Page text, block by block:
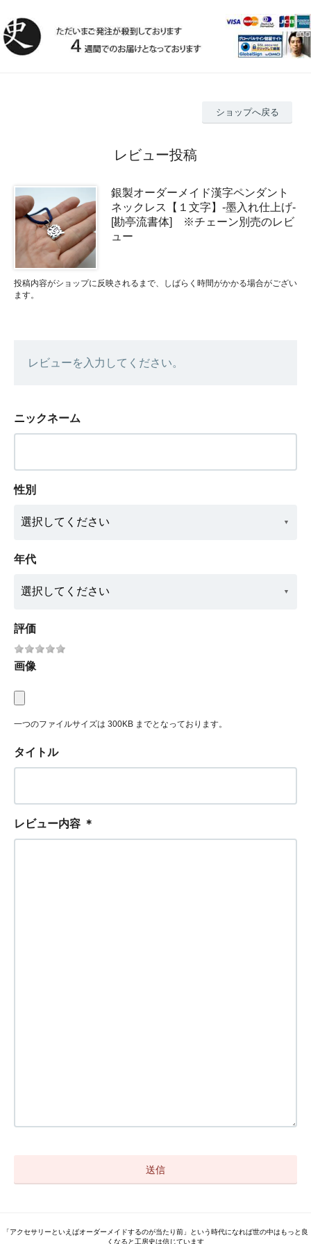
ショップへ戻る
レビュー投稿
銀製オーダーメイド漢字ペンダント
ネックレス【１文字】-墨入れ仕上げ-
[勘亭流書体] ※チェーン別売のレビ
ュー
投稿内容がショップに反映されるまで、しばらく時間がかかる場合がござい
ます。
レビューを入力してください。
ニックネーム
性別
年代
評価
画像
一つのファイルサイズは 300KB までとなっております。
タイトル
レビュー内容 ＊
「アクセサリーといえばオーダーメイドするのが当たり前」という時代になれば世の中はもっと良
くなると工房史は信じています